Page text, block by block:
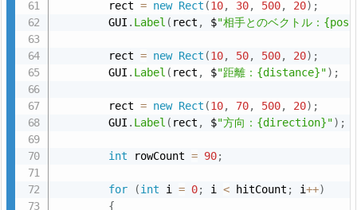
        rect
= new Rect (10, 30, 500, 20) ;
        GUI
. Label ( rect , $"相手とのベクトル：
        rect
= new Rect (10, 50, 500, 20) ;
        GUI
. Label ( rect , $"距離：{distance}") ;
        rect
= new Rect (10, 70, 500, 20) ;
        GUI
. Label ( rect , $"方向：{direction}") ;
int rowCount = 90;
for (int i = 0; i < hitCount ; i++)
{